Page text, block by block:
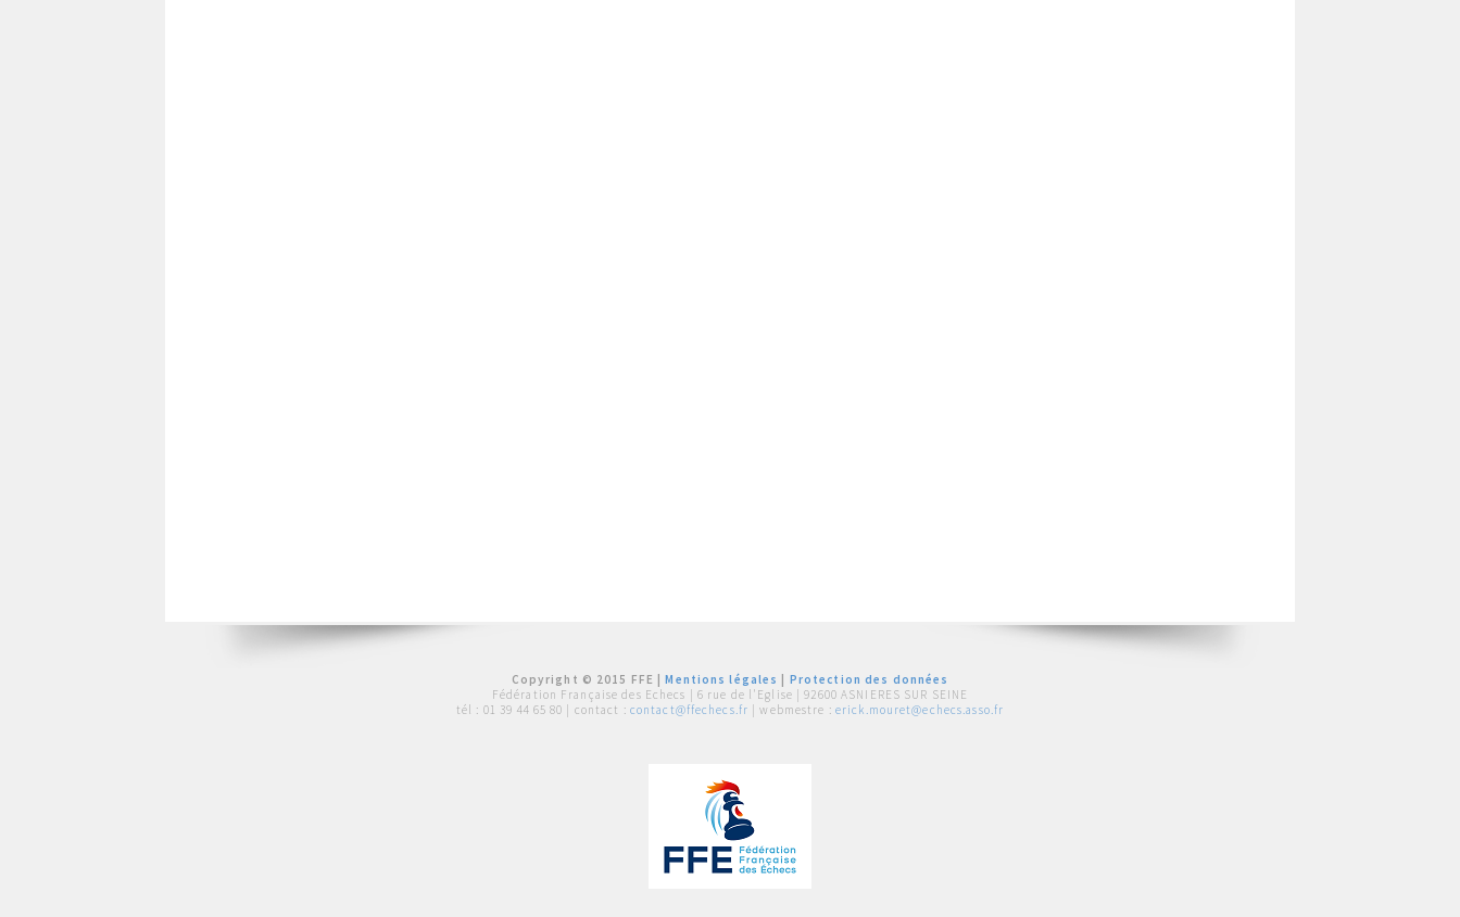
Copyright © 2015 FFE |Mentions légales
Protection des données
Fédération Française des Echecs | 6 rue de l'Eglise | 92600 ASNIERES SUR SEINE
tél : 01 39 44 65 80 | contact : contact@ffechecs.fr | webmestre : erick.mouret@echecs.asso.fr